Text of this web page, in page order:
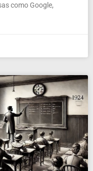
como Google,